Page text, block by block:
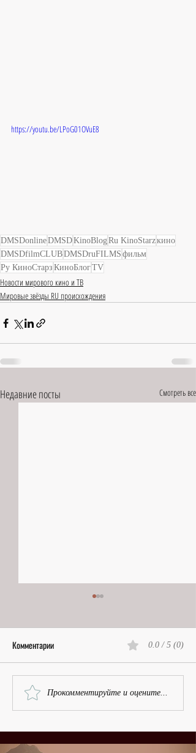
https://youtu.be/LPoG01OVuE8
DMSDonlineDMSDKinoBlogRu KinoStarzкино
DMSDfilmCLUBDMSDruFILMS фильм
Ру КиноСтарз КиноБлогTV
Новости мирового кино и ТВ
Мировые звёзды RU происхождения
Недавние посты Смотреть все
Тёзка первой в Париже |
Татьяна Зермено,
Комментарии 0.0 / 5 (0)
Прокомментируйте и оцените...